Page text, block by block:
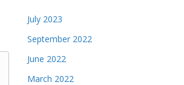
July 2023
September 2022
June 2022
March 2022